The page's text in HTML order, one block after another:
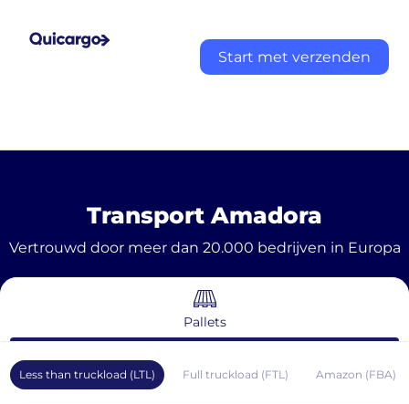
Start met verzenden
Transport Amadora
Vertrouwd door meer dan 20.000 bedrijven in Europa
Pallets
Less than truckload (LTL) Full truckload (FTL) Amazon (FBA)